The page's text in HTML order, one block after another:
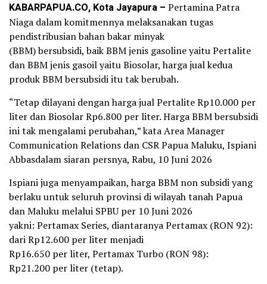
KABARPAPUA.CO, Kota Jayapura – Pertamina Patra
Niaga dalam komitmennya melaksanakan tugas
pendistribusian bahan bakar minyak
(BBM) bersubsidi, baik BBM jenis gasoline yaitu Pertalite
dan BBM jenis gasoil yaitu Biosolar, harga jual kedua
produk BBM bersubsidi itu tak berubah.
“Tetap dilayani dengan harga jual Pertalite Rp10.000 per
liter dan Biosolar Rp6.800 per liter. Harga BBM bersubsidi
ini tak mengalami perubahan,” kata Area Manager
Communication Relations dan CSR Papua Maluku, Ispiani
Abbasdalam siaran persnya, Rabu, 10 Juni 2026
Ispiani juga menyampaikan, harga BBM non subsidi yang
berlaku untuk seluruh provinsi di wilayah tanah Papua
dan Maluku melalui SPBU per 10 Juni 2026
yakni: Pertamax Series, diantaranya Pertamax (RON 92):
dari Rp12.600 per liter menjadi
Rp16.650 per liter, Pertamax Turbo (RON 98):
Rp21.200 per liter (tetap).